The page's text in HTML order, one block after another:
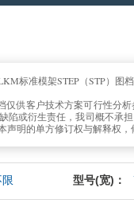
标准模架STEP（STP）图
仅供客户技术方案可行性分
陷或衍生责任，我司概不承
声明的单方修订权与解释权
限 型号(宽)：